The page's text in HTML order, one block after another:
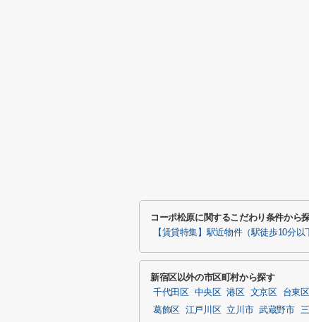
コーポ松原に関するこだわり条件から
【賃貸特集】駅近物件（駅徒歩10分以
新宿区以外の市区町村から探す
千代田区 中央区 港区 文京区 台東区
葛飾区
江戸川区 立川市 武蔵野市